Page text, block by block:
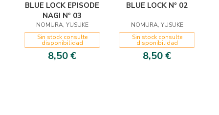
BLUE LOCK EPISODE
NAGI Nº 03
NOMURA, YUSUKE
Sin stock consulte
disponibilidad
8,50 €
BLUE LOCK Nº 02
NOMURA, YUSUKE
Sin stock consulte
disponibilidad
8,50 €